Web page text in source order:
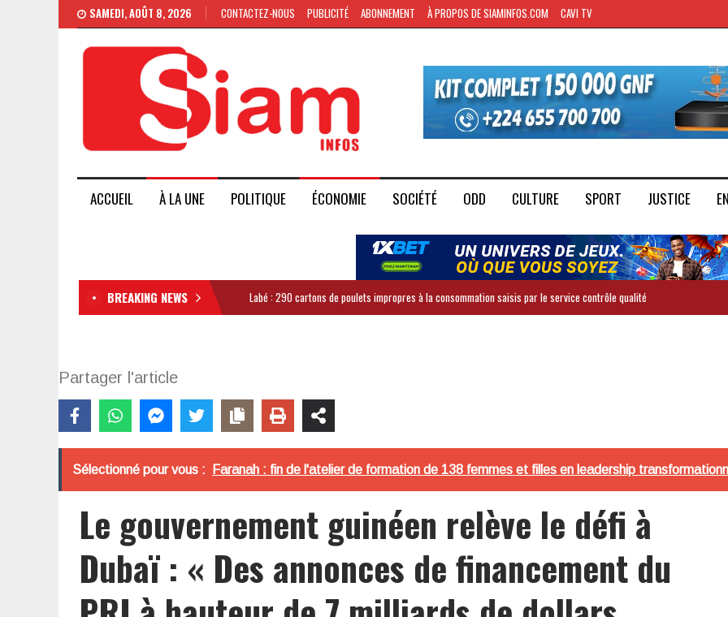
SAMEDI, AOÛT 8, 2026 CONTACTEZ-NOUS PUBLICITÉ ABONNEMENT À PROPOS DE SIAMINFOS.COM CAVI TV
ACCUEIL À LA UNE POLITIQUE ÉCONOMIE SOCIÉTÉ ODD CULTURE SPORT JUSTICE
BREAKING NEWS Labé : 290 cartons de poulets impropres à la consommation saisis par le service contrôle qualité
Partager l'article
Sélectionné pour vous : Faranah : fin de l'atelier de formation de 138 femmes et filles en leadership
Le gouvernement guinéen relève le défi à
Dubaï : « Des annonces de financement du